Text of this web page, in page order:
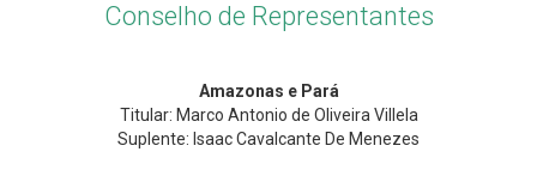
Conselho de Representantes
Amazonas e Pará
Titular: Marco Antonio de Oliveira Villela
Suplente: Isaac Cavalcante De Menezes